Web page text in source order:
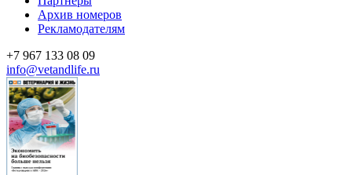
Архив номеров
Рекламодателям
+7 967 133 08 09
info@vetandlife.ru